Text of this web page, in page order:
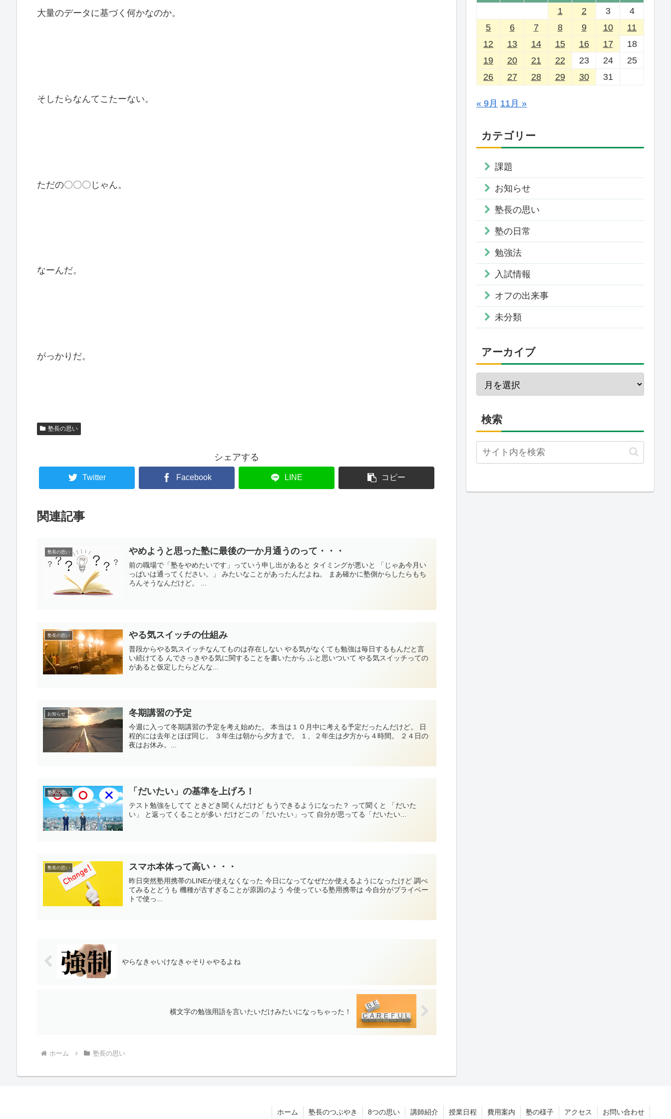
大量のデータに基づく何かなのか。
そしたらなんてこたーない。
ただの〇〇〇じゃん。
なーんだ。
がっかりだ。
塾長の思い
シェアする
Twitter Facebook LINE コピー
関連記事
塾長の思い やめようと思った塾に最後の一か月通うのって・・・
前の職場で「塾をやめたいです」っていう申し出があると タイミングが悪いと 「じゃあ今月い
っぱいは通ってください。」 みたいなことがあったんだよね。 まあ確かに塾側からしたらもち
ろんそうなんだけど。 ...
塾長の思い やる気スイッチの仕組み
普段からやる気スイッチなんてものは存在しない やる気がなくても勉強は毎日するもんだと言
い続けてる んでさっきやる気に関することを書いたから ふと思いついて やる気スイッチっての
があると仮定したらどんな...
お知らせ 冬期講習の予定
今週に入って冬期講習の予定を考え始めた。 本当は１０月中に考える予定だったんだけど。 日
程的には去年とほぼ同じ。 ３年生は朝から夕方まで。 １、２年生は夕方から４時間。 ２４日の
夜はお休み。...
塾長の思い 「だいたい」の基準を上げろ！
テスト勉強をしてて ときどき聞くんだけど もうできるようになった？ って聞くと 「だいた
い」 と返ってくることが多い だけどこの「だいたい」って 自分が思ってる「だいたい...
塾長の思い スマホ本体って高い・・・
昨日突然塾用携帯のLINEが使えなくなった 今日になってなぜだか使えるようになったけど 調べ
てみるとどうも 機種が古すぎることが原因のよう 今使っている塾用携帯は 今自分がプライベー
トで使っ...
やらなきゃいけなきゃそりゃやるよね
横文字の勉強用語を言いたいだけみたいになっちゃった！
ホーム 塾長の思い
1 2 3
4
5
6 7 8 9 10
11
12
13 14 15 16 17
18
19
20 21 22 23 24
25
26
27 28 29 30 31
« 9月 11月 »
カテゴリー
課題
お知らせ
塾長の思い
塾の日常
勉強法
入試情報
オフの出来事
未分類
アーカイブ
検索
ホーム 塾長のつぶやき 8つの思い 講師紹介 授業日程 費用案内 塾の様子 アクセス お問い合わせ